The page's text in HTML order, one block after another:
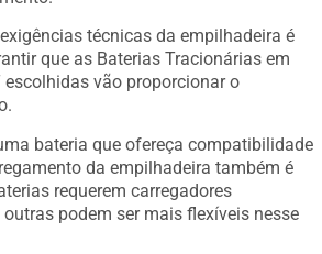
técnicas da empilhadeira é
que as Baterias Tracionárias em
vão proporcionar o
bateria que ofereça compatibilidade
da empilhadeira também é
requerem carregadores
outras podem ser mais flexíveis nesse